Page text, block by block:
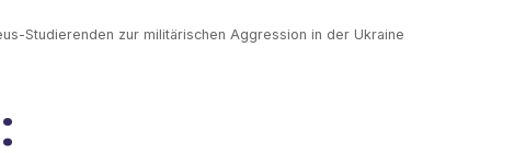
Studierenden zur militärischen Aggression in der Ukraine